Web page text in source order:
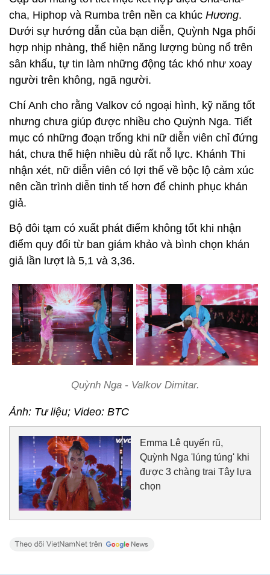
cha, Hiphop và Rumba trên nền ca khúc Hương.
Dưới sự hướng dẫn của bạn diễn, Quỳnh Nga phối
hợp nhịp nhàng, thể hiện năng lượng bùng nổ trên
sân khấu, tự tin làm những động tác khó như xoay
người trên không, ngã người.
Chí Anh cho rằng Valkov có ngoại hình, kỹ năng tốt
nhưng chưa giúp được nhiều cho Quỳnh Nga. Tiết
mục có những đoạn trống khi nữ diễn viên chỉ đứng
hát, chưa thể hiện nhiều dù rất nỗ lực. Khánh Thi
nhận xét, nữ diễn viên có lợi thế về bộc lộ cảm xúc
nên cần trình diễn tinh tế hơn để chinh phục khán
giả.
Bộ đôi tạm có xuất phát điểm không tốt khi nhận
điểm quy đổi từ ban giám khảo và bình chọn khán
giả lần lượt là 5,1 và 3,36.
Quỳnh Nga - Valkov Dimitar.
Ảnh: Tư liệu; Video: BTC
Emma Lê quyến rũ,
Quỳnh Nga 'lúng túng' khi
được 3 chàng trai Tây lựa
chọn